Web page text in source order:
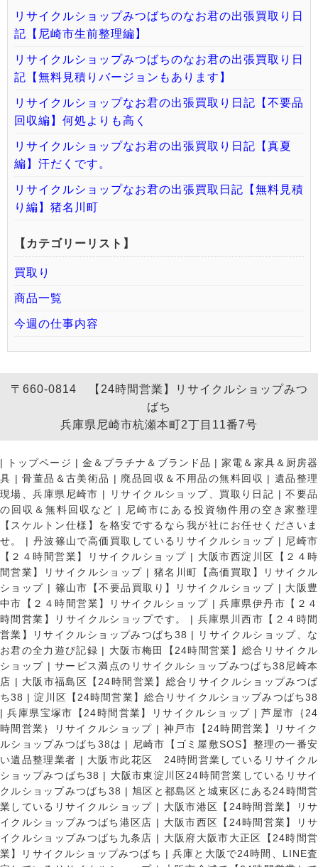
リサイクルショップみつばちのなお君の出張買取り日
記【尼崎市生前整理編】
リサイクルショップみつばちのなお君の出張買取り日
記【無料見積りバージョンもあります】
リサイクルショップなお君の出張買取り日記【不要品
回収編】何処よりも高く
リサイクルショップなお君の出張買取り日記【真夏
編】汗だくです。
リサイクルショップなお君の出張買取日記【無料見積
り編】猪名川町
【カテゴリーリスト】
買取り
商品一覧
今週の仕事内容
〒660-0814 【24時間営業】リサイクルショップみつ
ばち
兵庫県尼崎市杭瀬本町2丁目11番7号
| トップページ | 金＆プラチナ＆ブランド品 |家電＆家具＆厨房器
具 |骨董品＆古美術品 | 廃品回収＆不用品の無料回収 | 遺品整理
現場、兵庫県尼崎市 | リサイクルショップ、買取り日記 |不要品
の回収＆無料回収など | 尼崎市にある投資物件用の空き家整理
【スケルトン仕様】を格安でするなら我が社にお任せくださいま
せ。
| 丹波篠山で高価買取しているリサイクルショップ | 尼崎市
【２４時間営業】リサイクルショップ | 大阪市西淀川区【２４時
間営業】リサイクルショップ | 猪名川町【高価買取】リサイクル
ショップ | 篠山市【不要品買取り】リサイクルショップ | 大阪豊
中市【２４時間営業】リサイクルショップ |兵庫県伊丹市【２４
時間営業】リサイクルショップです。
| 兵庫県川西市【２４時間
営業】リサイクルショップみつばち38 |
リサイクルショップ、な
お君の全力遊び記録 | 大阪市梅田【24時間営業】総合リサイクル
ショップ |サービス満点のリサイクルショップみつばち38尼崎本
店 | 大阪市福島区【24時間営業】総合リサイクルショップみつば
ち38 |淀川区【24時間営業】総合リサイクルショップみつばち38
|兵庫県宝塚市【24時間営業】リサイクルショップ |芦屋市｛24
時間営業｝リサイクルショップ | 神戸市【24時間営業】リサイク
ルショップみつばち38は | 尼崎市【ゴミ屋敷SOS】整理の一番安
い遺品整理業者 | 大阪市此花区 24時間営業しているリサイクル
ショップみつばち38 | 大阪市東淀川区24時間営業しているリサイ
クルショップみつばち38 | 旭区と都島区と城東区にある24時間営
業しているリサイクルショップ | 大阪市港区【24時間営業】リサ
イクルショップみつばち港区店 | 大阪市西区【24時間営業】リサ
イクルショップみつばち九条店 | 大阪府大阪市大正区【24時間営
業】リサイクルショップみつばち |兵庫と大阪で24時間、LINE査